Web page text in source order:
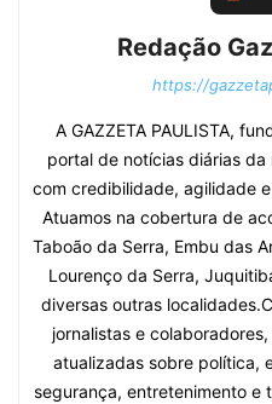
Redação
https://
A GAZZETA PAULISTA,
portal de notícias diárias
com credibilidade, agilidade
Atuamos na cobertura de
Taboão da Serra, Embu das
Lourenço da Serra,
diversas outras
jornalistas e
atualizadas sobre política,
segurança, entretenimento e